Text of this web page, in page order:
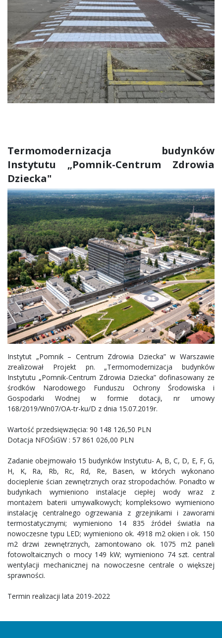
Termomodernizacja budynków
Instytutu „Pomnik-Centrum Zdrowia
Dziecka"
Instytut „Pomnik – Centrum Zdrowia Dziecka” w Warszawie
zrealizował Projekt pn. „Termomodernizacja budynków
Instytutu „Pomnik-Centrum Zdrowia Dziecka” dofinasowany ze
środków Narodowego Funduszu Ochrony Środowiska i
Gospodarki Wodnej w formie dotacji, nr umowy
168/2019/Wn07/OA-tr-ku/D z dnia 15.07.2019r.
Wartość przedsięwzięcia: 90 148 126,50 PLN
Dotacja NFOŚiGW : 57 861 026,00 PLN
Zadanie obejmowało 15 budynków Instytutu- A, B, C, D, E, F, G,
H, K, Ra, Rb, Rc, Rd, Re, Basen, w których wykonano
docieplenie ścian zewnętrznych oraz stropodachów. Ponadto w
budynkach wymieniono instalacje ciepłej wody wraz z
montażem baterii umywalkowych; kompleksowo wymieniono
instalację centralnego ogrzewania z grzejnikami i zaworami
termostatycznymi; wymieniono 14 835 źródeł światła na
nowoczesne typu LED; wymieniono ok. 4918 m2 okien i ok. 150
m2 drzwi zewnętrznych, zamontowano ok. 1075 m2 paneli
fotowoltaicznych o mocy 149 kW; wymieniono 74 szt. central
wentylacji mechanicznej na nowoczesne centrale o większej
sprawności.
Termin realizacji lata 2019-2022